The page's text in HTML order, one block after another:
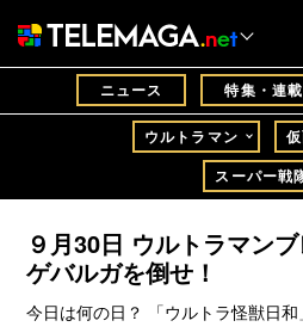
ニュース 特集・連載
ウルトラマン
スーパー戦
９月30日 ウルトラマン
ゲバルガを倒せ！
今日は何の日？ 「ウルトラ怪獣日和